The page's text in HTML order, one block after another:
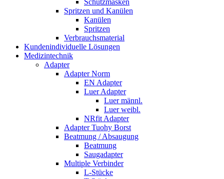
Schutzmasken
Spritzen und Kanülen
Kanülen
Spritzen
Verbrauchsmaterial
Kundenindividuelle Lösungen
Medizintechnik
Adapter
Adapter Norm
EN Adapter
Luer Adapter
Luer männl.
Luer weibl.
NRfit Adapter
Adapter Tuohy Borst
Beatmung / Absaugung
Beatmung
Saugadapter
Multiple Verbinder
L-Stücke